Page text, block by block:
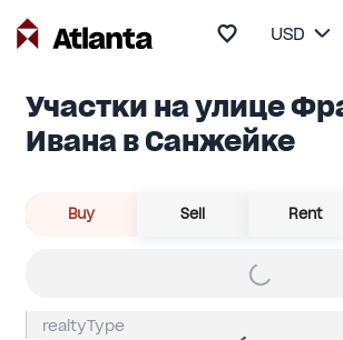
USD
Участки на улице
Ивана в Санжейке
Buy Sell Rent